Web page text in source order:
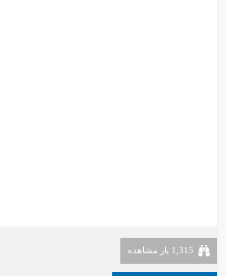
1,315 بار مشاهده